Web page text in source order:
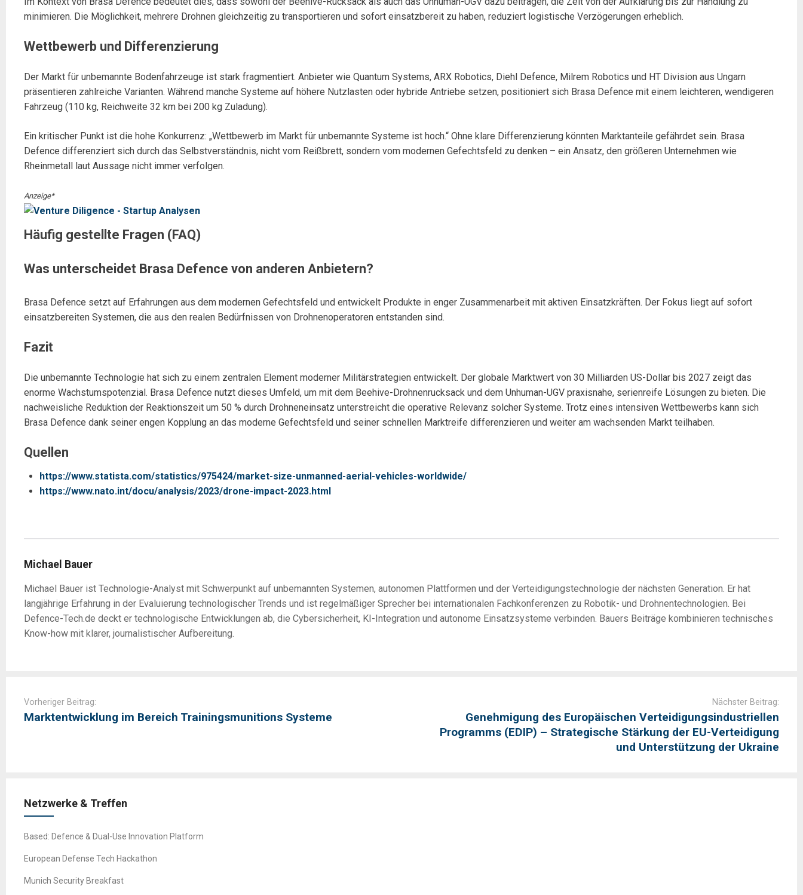
minimieren. Die Möglichkeit, mehrere Drohnen gleichzeitig zu transportieren und sofort einsatzbereit zu haben, reduziert logistische Verzögerungen erheblich.
Wettbewerb und Differenzierung
Der Markt für unbemannte Bodenfahrzeuge ist stark fragmentiert. Anbieter wie Quantum Systems, ARX Robotics, Diehl Defence, Milrem Robotics und HT Division aus Ungarn
präsentieren zahlreiche Varianten. Während manche Systeme auf höhere Nutzlasten oder hybride Antriebe setzen, positioniert sich Brasa Defence mit einem leichteren, wendigeren
Fahrzeug (110 kg, Reichweite 32 km bei 200 kg Zuladung).
Ein kritischer Punkt ist die hohe Konkurrenz: „Wettbewerb im Markt für unbemannte Systeme ist hoch.“ Ohne klare Differenzierung könnten Marktanteile gefährdet sein. Brasa
Defence differenziert sich durch das Selbstverständnis, nicht vom Reißbrett, sondern vom modernen Gefechtsfeld zu denken – ein Ansatz, den größeren Unternehmen wie
Rheinmetall laut Aussage nicht immer verfolgen.
Anzeige*
Häufig gestellte Fragen (FAQ)
Was unterscheidet Brasa Defence von anderen Anbietern?
Brasa Defence setzt auf Erfahrungen aus dem modernen Gefechtsfeld und entwickelt Produkte in enger Zusammenarbeit mit aktiven Einsatzkräften. Der Fokus liegt auf sofort
einsatzbereiten Systemen, die aus den realen Bedürfnissen von Drohnenoperatoren entstanden sind.
Fazit
Die unbemannte Technologie hat sich zu einem zentralen Element moderner Militärstrategien entwickelt. Der globale Marktwert von 30 Milliarden US-Dollar bis 2027 zeigt das
enorme Wachstumspotenzial. Brasa Defence nutzt dieses Umfeld, um mit dem Beehive-Drohnenrucksack und dem Unhuman-UGV praxisnahe, serienreife Lösungen zu bieten. Die
nachweisliche Reduktion der Reaktionszeit um 50 % durch Drohneneinsatz unterstreicht die operative Relevanz solcher Systeme. Trotz eines intensiven Wettbewerbs kann sich
Brasa Defence dank seiner engen Kopplung an das moderne Gefechtsfeld und seiner schnellen Marktreife differenzieren und weiter am wachsenden Markt teilhaben.
Quellen
https://www.statista.com/statistics/975424/market-size-unmanned-aerial-vehicles-worldwide/
https://www.nato.int/docu/analysis/2023/drone-impact-2023.html
Michael Bauer
Michael Bauer ist Technologie-Analyst mit Schwerpunkt auf unbemannten Systemen, autonomen Plattformen und der Verteidigungstechnologie der nächsten Generation. Er hat
langjährige Erfahrung in der Evaluierung technologischer Trends und ist regelmäßiger Sprecher bei internationalen Fachkonferenzen zu Robotik- und Drohnentechnologien. Bei
Defence-Tech.de deckt er technologische Entwicklungen ab, die Cybersicherheit, KI-Integration und autonome Einsatzsysteme verbinden. Bauers Beiträge kombinieren technisches
Know-how mit klarer, journalistischer Aufbereitung.
navigation
Vorheriger Beitrag:
Marktentwicklung im Bereich Trainingsmunitions Systeme
Nächster Beitrag:
Genehmigung des Europäischen Verteidigungsindustriellen
Programms (EDIP) – Strategische Stärkung der EU-Verteidigung
und Unterstützung der Ukraine
Netzwerke & Treffen
Based: Defence & Dual-Use Innovation Platform
European Defense Tech Hackathon
Munich Security Breakfast